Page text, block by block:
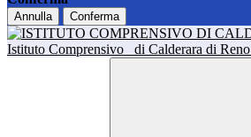
Annulla Conferma
Istituto Comprensivo di Calderara di Reno